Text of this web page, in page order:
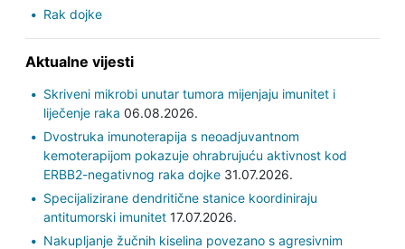
Rak dojke
Aktualne vijesti
Skriveni mikrobi unutar tumora mijenjaju imunitet i
liječenje raka 06.08.2026.
Dvostruka imunoterapija s neoadjuvantnom
kemoterapijom pokazuje ohrabrujuću aktivnost kod
ERBB2-negativnog raka dojke31.07.2026.
Specijalizirane dendritične stanice koordiniraju
antitumorski imunitet17.07.2026.
Nakupljanje žučnih kiselina povezano s agresivnim